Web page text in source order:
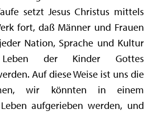
setzt Jesus Christus mittels
fort, daß Männer und Frauen
Nation, Sprache und Kultur
der Kinder Gottes
Auf diese Weise ist uns die
wir könnten in einem
aufgerieben werden, und